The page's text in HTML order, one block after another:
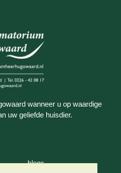
wanneer u op waardige
uw geliefde huisdier.
blogs